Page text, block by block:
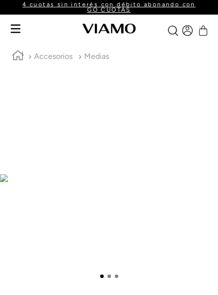
4 cuotas sin interés con débito abonando con
GO CUOTAS
Accesorios Medias